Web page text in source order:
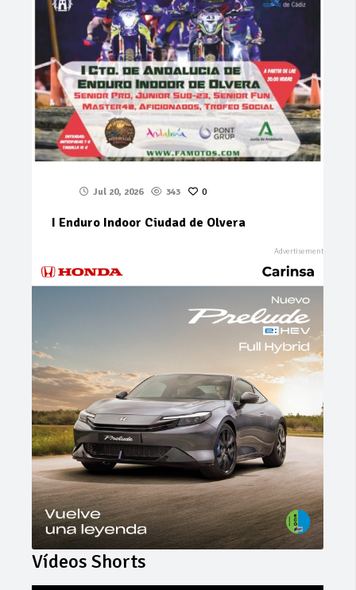
Jul 20, 2026 343 0
I Enduro Indoor Ciudad de Olvera
Vídeos Shorts